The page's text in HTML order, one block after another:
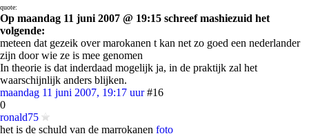
quote:
Op maandag 11 juni 2007 @ 19:15 schreef mashiezuid het
volgende:
meteen dat gezeik over marokanen t kan net zo goed een nederlander
zijn door wie ze is mee genomen
In theorie is dat inderdaad mogelijk ja, in de praktijk zal het
waarschijnlijk anders blijken.
maandag 11 juni 2007, 19:17 uur #16
0
ronald75
het is de schuld van de marrokanen foto